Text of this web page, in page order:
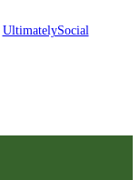
UltimatelySocial